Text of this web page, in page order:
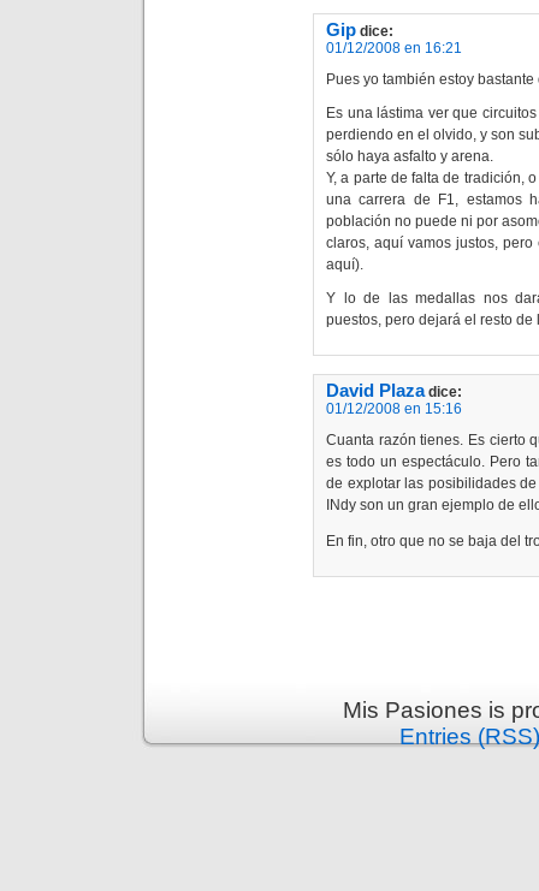
Gip dice:
01/12/2008 en 16:21
Pues yo también estoy
Es una lástima ver que
perdiendo en el olvido, y son
sólo haya asfalto y arena.
Y, a parte de falta de tradición,
una carrera de F1, estamos
población no puede ni por
claros, aquí vamos justos,
aquí).
Y lo de las medallas nos
puestos, pero dejará el resto
David Plaza dice:
01/12/2008 en 15:16
Cuanta razón tienes. Es cierto
es todo un espectáculo. Pero
de explotar las posibilidades
INdy son un gran ejemplo de
En fin, otro que no se baja del
Mis Pasiones is
Entries (RSS)